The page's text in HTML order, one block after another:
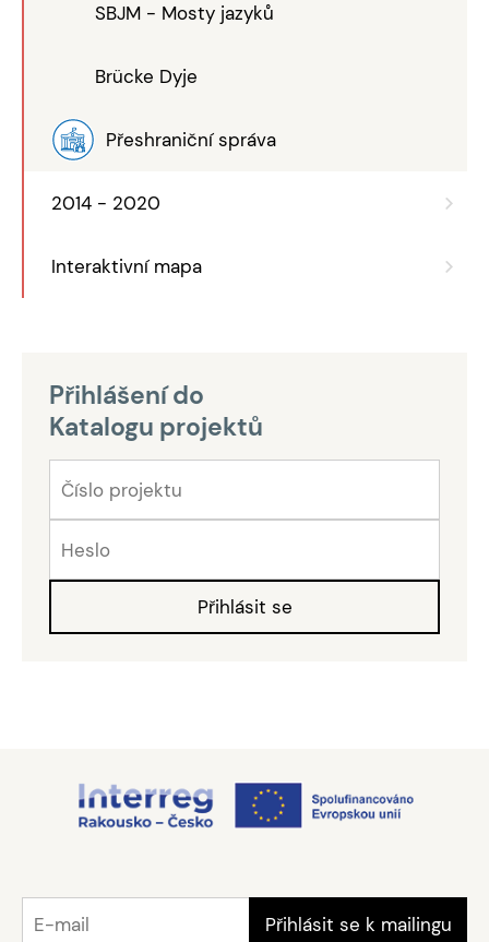
SBJM - Mosty jazyků
Brücke Dyje
Přeshraniční správa
2014 - 2020
Interaktivní mapa
Přihlášení do
Katalogu projektů